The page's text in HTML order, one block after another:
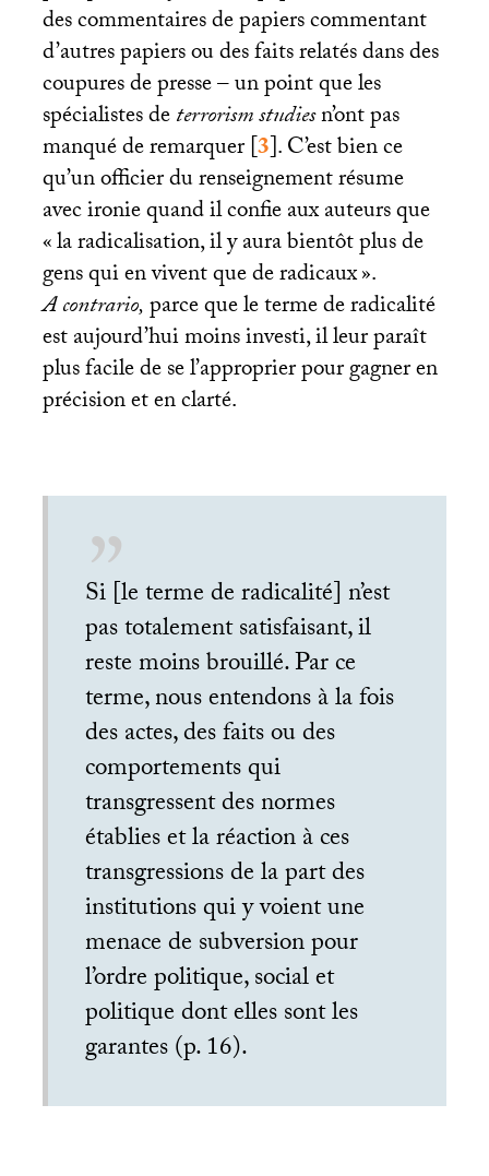
des commentaires de papiers commentant
d’autres papiers ou des faits relatés dans des
coupures de presse – un point que les
spécialistes deterrorism studiesn’ont pas
manqué de remarquer[3]. C’est bien ce
qu’un officier du renseignement résume
avec ironie quand il confie aux auteurs que
«la radicalisation, il y aura bientôt plus de
gens qui en vivent que de radicaux».
A contrario,parce que le terme de radicalité
est aujourd’hui moins investi, il leur paraît
plus facile de se l’approprier pour gagner en
précision et en clarté.
Si [le terme de radicalité] n’est
pas totalement satisfaisant, il
reste moins brouillé. Par ce
terme, nous entendons à la fois
des actes, des faits ou des
comportements qui
transgressent des normes
établies et la réaction à ces
transgressions de la part des
institutions qui y voient une
menace de subversion pour
l’ordre politique, social et
politique dont elles sont les
garantes (p. 16).